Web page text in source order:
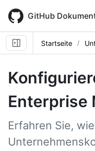
main
content
GitHub
Startseite
Enterprise
Erfahren Sie,